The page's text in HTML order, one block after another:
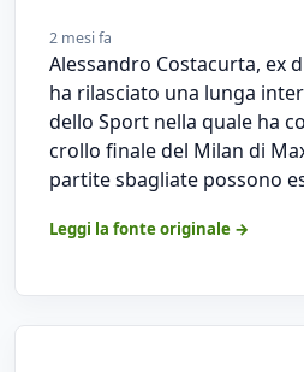
2 mesi fa
Alessandro Costacurta, ex
ha rilasciato una lunga
dello Sport nella quale ha
crollo finale del Milan di
partite sbagliate possono
Leggi la fonte originale →